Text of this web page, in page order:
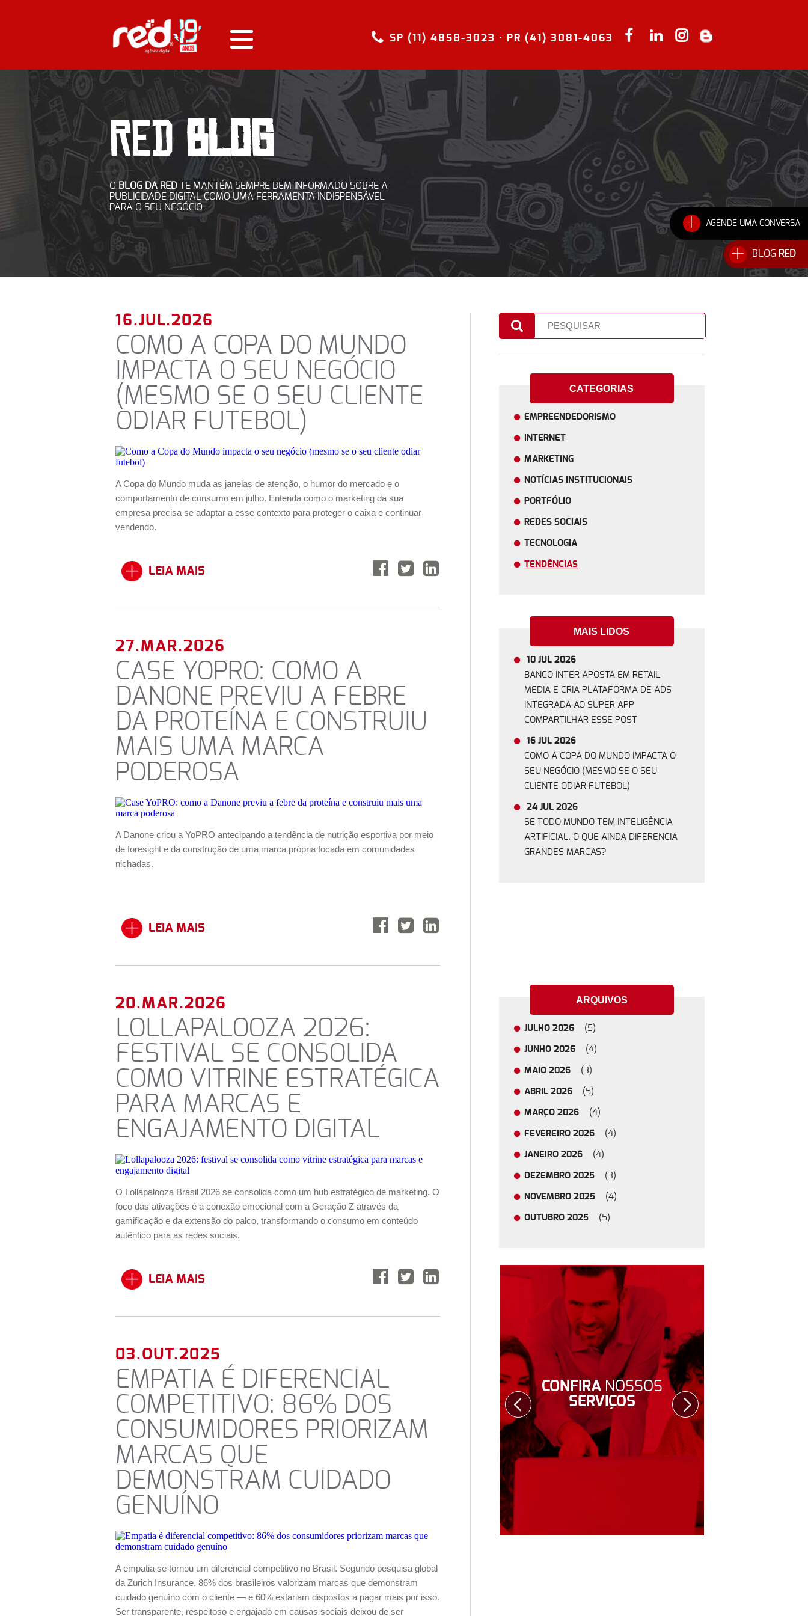
SP (11) 4858-3023 • PR (41) 3081-4063
+ BLOG RED
REDBLOG
OBLOG DA RED TE MANTÉM SEMPRE BEM INFORMADO SOBRE A
PUBLICIDADE DIGITAL COMO UMA FERRAMENTA INDISPENSÁVEL
PARA O SEU NEGÓCIO.
CATEGORIAS
EMPREENDEDORISMO
INTERNET
MARKETING
NOTÍCIAS INSTITUCIONAIS
PORTFÓLIO
REDES SOCIAIS
TECNOLOGIA
TENDÊNCIAS
MAIS LIDOS
10 JUL 2026
BANCO INTER APOSTA EM RETAIL
MEDIA E CRIA PLATAFORMA DE ADS
INTEGRADA AO SUPER APP
COMPARTILHAR ESSE POST
16 JUL 2026
COMO A COPA DO MUNDO IMPACTA O
SEU NEGÓCIO (MESMO SE O SEU
CLIENTE ODIAR FUTEBOL)
24 JUL 2026
SE TODO MUNDO TEM INTELIGÊNCIA
ARTIFICIAL, O QUE AINDA DIFERENCIA
GRANDES MARCAS?
ARQUIVOS
JULHO 2026 (5)
JUNHO 2026 (4)
MAIO 2026 (3)
ABRIL 2026 (5)
MARÇO 2026 (4)
FEVEREIRO 2026 (4)
JANEIRO 2026 (4)
DEZEMBRO 2025 (3)
NOVEMBRO 2025 (4)
OUTUBRO 2025 (5)
CONFIRANOSSOS
SERVIÇOS
16.JUL.2026
COMO A COPA DO MUNDO
IMPACTA O SEU NEGÓCIO
(MESMO SE O SEU CLIENTE
ODIAR FUTEBOL)
A Copa do Mundo muda as janelas de atenção, o humor do mercado e o
comportamento de consumo em julho. Entenda como o marketing da sua
empresa precisa se adaptar a esse contexto para proteger o caixa e continuar
vendendo.
LEIA MAIS
27.MAR.2026
CASE YOPRO: COMO A
DANONE PREVIU A FEBRE
DA PROTEÍNA E CONSTRUIU
MAIS UMA MARCA
PODEROSA
A Danone criou a YoPRO antecipando a tendência de nutrição esportiva por meio
de foresight e da construção de uma marca própria focada em comunidades
nichadas.
LEIA MAIS
20.MAR.2026
LOLLAPALOOZA 2026:
FESTIVAL SE CONSOLIDA
COMO VITRINE ESTRATÉGICA
PARA MARCAS E
ENGAJAMENTO DIGITAL
O Lollapalooza Brasil 2026 se consolida como um hub estratégico de marketing. O
foco das ativações é a conexão emocional com a Geração Z através da
gamificação e da extensão do palco, transformando o consumo em conteúdo
autêntico para as redes sociais.
LEIA MAIS
03.OUT.2025
EMPATIA É DIFERENCIAL
COMPETITIVO: 86% DOS
CONSUMIDORES PRIORIZAM
MARCAS QUE
DEMONSTRAM CUIDADO
GENUÍNO
A empatia se tornou um diferencial competitivo no Brasil. Segundo pesquisa global
da Zurich Insurance, 86% dos brasileiros valorizam marcas que demonstram
cuidado genuíno com o cliente — e 60% estariam dispostos a pagar mais por isso.
Ser transparente, respeitoso e engajado em causas sociais deixou de ser
+ AGENDE UMA CONVERSA